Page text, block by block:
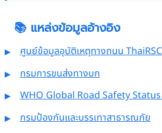
📚 แหล่งข้อมูลอ้างอิง
ศูนย์ข้อมูลอุบัติเหตุทางถนน ThaiRSC
กรมการขนส่งทางบก
WHO Global Road Safety
กรมป้องกันและบรรเทาสาธารณภัย